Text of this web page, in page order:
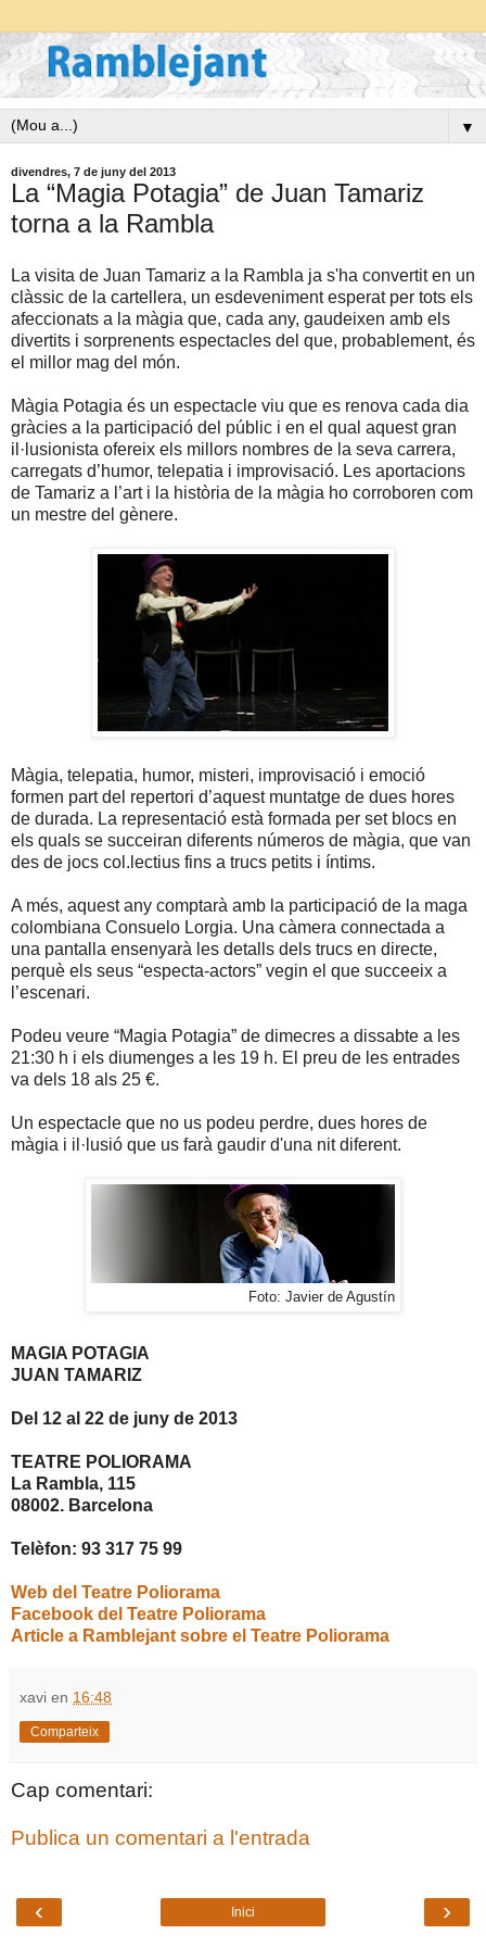
▼
divendres, 7 de juny del 2013
La “Magia Potagia” de Juan Tamariz
torna a la Rambla
La visita de Juan Tamariz a la Rambla ja s'ha convertit en un
clàssic de la cartellera, un esdeveniment esperat per tots els
afeccionats a la màgia que, cada any, gaudeixen amb els
divertits i sorprenents espectacles del que, probablement, és
el millor mag del món.
Màgia Potagia és un espectacle viu que es renova cada dia
gràcies a la participació del públic i en el qual aquest gran
il·lusionista ofereix els millors nombres de la seva carrera,
carregats d’humor, telepatia i improvisació. Les aportacions
de Tamariz a l’art i la història de la màgia ho corroboren com
un mestre del gènere.
Màgia, telepatia, humor, misteri, improvisació i emoció
formen part del repertori d’aquest muntatge de dues hores
de durada. La representació està formada per set blocs en
els quals se succeiran diferents números de màgia, que van
des de jocs col.lectius fins a trucs petits i íntims.
A més, aquest any comptarà amb la participació de la maga
colombiana Consuelo Lorgia. Una càmera connectada a
una pantalla ensenyarà les detalls dels trucs en directe,
perquè els seus “especta-actors” vegin el que succeeix a
l’escenari.
Podeu veure “Magia Potagia” de dimecres a dissabte a les
21:30 h i els diumenges a les 19 h. El preu de les entrades
va dels 18 als 25 €.
Un espectacle que no us podeu perdre, dues hores de
màgia i il·lusió que us farà gaudir d'una nit diferent.
Foto: Javier de Agustín
MAGIA POTAGIA
JUAN TAMARIZ
Del 12 al 22 de juny de 2013
TEATRE POLIORAMA
La Rambla, 115
08002. Barcelona
Telèfon: 93 317 75 99
Web del Teatre Poliorama
Facebook del Teatre Poliorama
Article a Ramblejant sobre el Teatre Poliorama
xavi en 16:48
Comparteix
Cap comentari:
Publica un comentari a l'entrada
‹ ›
Inici